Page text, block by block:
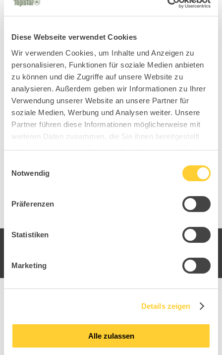
Diese Webseite verwendet Cookies
Wir verwenden Cookies, um Inhalte und Anzeigen zu
personalisieren, Funktionen für soziale Medien anbieten
zu können und die Zugriffe auf unsere Website zu
analysieren. Außerdem geben wir Informationen zu Ihrer
Verwendung unserer Website an unsere Partner für
soziale Medien, Werbung und Analysen weiter. Unsere
Partner führen diese Informationen möglicherweise mit
weiteren Daten zusammen, die Sie ihnen bereitgestellt
haben oder die sie im Rahmen Ihrer Nutzung der Dienste
Notwendig
Präferenzen
Statistiken
Marketing
Details zeigen
Alle zulassen
Diese Hospitality
Modelle könnten
Dir auch gefallen